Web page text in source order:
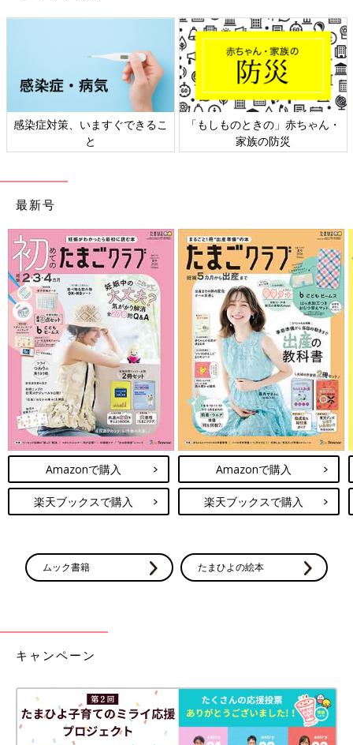
ここまでダンドリできれば、あとは現地で楽しむだけ！次回はベ
ビ連れグアム旅行 現地での遊び方編をお届けします☆
真山 まきこ
現在は育児休暇中で一児の母。
ベビーファッション・ベビーフォトに興味があり、子供を可愛く
撮影することに日々奮闘中！
す。
感染症対策、いますぐできるこ
と
「もしものときの」赤ちゃん・
家族の防災
最新号
Amazonで購入
楽天ブックスで購入
Amazonで購入
楽天ブックスで購入
ムック書籍 たまひよの絵本
キャンペーン